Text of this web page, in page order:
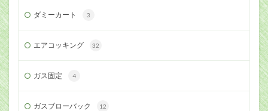
ダミーカート 3
エアコッキング 32
ガス固定 4
ガスブローバック 12